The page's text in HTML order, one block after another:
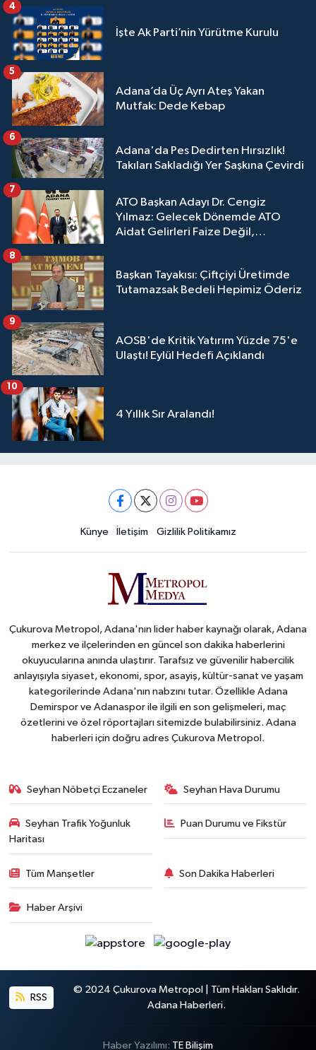
İşte Ak Parti’nin Yürütme Kurulu
4
Adana’da Üç Ayrı Ateş Yakan
Mutfak: Dede Kebap
5
Adana'da Pes Dedirten Hırsızlık!
Takıları Sakladığı Yer Şaşkına Çevirdi
6
ATO Başkan Adayı Dr. Cengiz
Yılmaz: Gelecek Dönemde ATO
Aidat Gelirleri Faize Değil,
7
Başkan Tayakısı: Çiftçiyi Üretimde
Tutamazsak Bedeli Hepimiz Öderiz
8
AOSB'de Kritik Yatırım Yüzde 75'e
Ulaştı! Eylül Hedefi Açıklandı
9
4 Yıllık Sır Aralandı!
10
Künye İletişim Gizlilik Politikamız
Çukurova Metropol, Adana'nın lider haber kaynağı olarak, Adana
merkez ve ilçelerinden en güncel son dakika haberlerini
okuyucularına anında ulaştırır. Tarafsız ve güvenilir habercilik
anlayışıyla siyaset, ekonomi, spor, asayiş, kültür-sanat ve yaşam
kategorilerinde Adana'nın nabzını tutar. Özellikle Adana
Demirspor ve Adanaspor ile ilgili en son gelişmeleri, maç
özetlerini ve özel röportajları sitemizde bulabilirsiniz. Adana
haberleri için doğru adres Çukurova Metropol.
Seyhan Nöbetçi Eczaneler Seyhan Hava Durumu
Seyhan Trafik Yoğunluk
Haritası
Puan Durumu ve Fikstür
Tüm Manşetler Son Dakika Haberleri
Haber Arşivi
RSS
© 2024 Çukurova Metropol | Tüm Hakları Saklıdır.
Adana Haberleri.
Haber Yazılımı: TE Bilişim